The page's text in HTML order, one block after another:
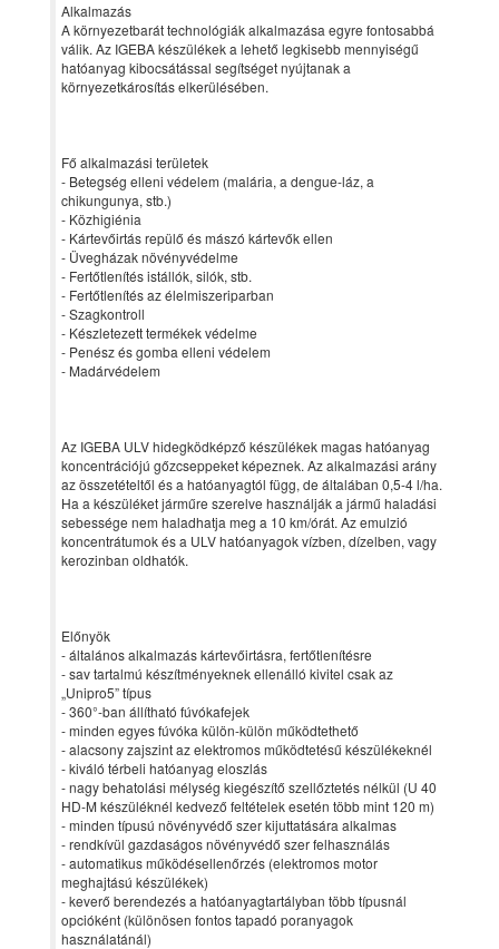
Alkalmazás
A környezetbarát technológiák alkalmazása egyre fontosabbá
válik. Az IGEBA készülékek a lehető legkisebb mennyiségű
hatóanyag kibocsátással segítséget nyújtanak a
környezetkárosítás elkerülésében.
Fő alkalmazási területek
- Betegség elleni védelem (malária, a dengue-láz, a
chikungunya, stb.)
- Közhigiénia
- Kártevőirtás repülő és mászó kártevők ellen
- Üvegházak növényvédelme
- Fertőtlenítés istállók, silók, stb.
- Fertőtlenítés az élelmiszeriparban
- Szagkontroll
- Készletezett termékek védelme
- Penész és gomba elleni védelem
- Madárvédelem
Az IGEBA ULV hidegködképző készülékek magas hatóanyag
koncentrációjú gőzcseppeket képeznek. Az alkalmazási arány
az összetételtől és a hatóanyagtól függ, de általában 0,5-4 l/ha.
Ha a készüléket járműre szerelve használják a jármű haladási
sebessége nem haladhatja meg a 10 km/órát. Az emulzió
koncentrátumok és a ULV hatóanyagok vízben, dízelben, vagy
kerozinban oldhatók.
Előnyök
- általános alkalmazás kártevőirtásra, fertőtlenítésre
- sav tartalmú készítményeknek ellenálló kivitel csak az
„Unipro5” típus
- 360°-ban állítható fúvókafejek
- minden egyes fúvóka külön-külön működtethető
- alacsony zajszint az elektromos működtetésű készülékeknél
- kiváló térbeli hatóanyag eloszlás
- nagy behatolási mélység kiegészítő szellőztetés nélkül (U 40
HD-M készüléknél kedvező feltételek esetén több mint 120 m)
- minden típusú növényvédő szer kijuttatására alkalmas
- rendkívül gazdaságos növényvédő szer felhasználás
- automatikus működésellenőrzés (elektromos motor
meghajtású készülékek)
- keverő berendezés a hatóanyagtartályban több típusnál
opcióként (különösen fontos tapadó poranyagok
használatánál)